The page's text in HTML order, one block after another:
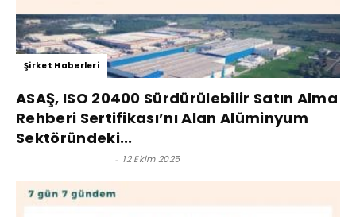
Şirket Haberleri
ASAŞ, ISO 20400 Sürdürülebilir Satın Alma
Rehberi Sertifikası’nı Alan Alüminyum
Sektöründeki...
- 12 Ekim 2025